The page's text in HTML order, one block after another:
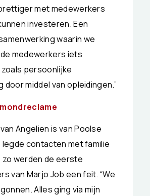
met medewerkers
investeren. Een
waarin we
medewerkers iets
persoonlijke
door middel van opleidingen.”
Angelien is van Poolse
legde contacten met familie
zo werden de eerste
van Marjo Job een feit. “We
Alles ging via mijn